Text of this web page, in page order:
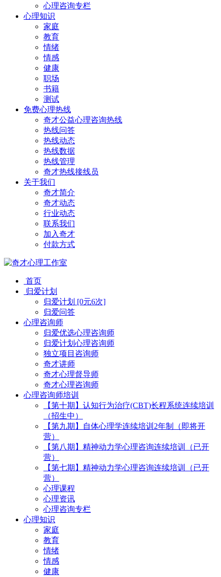
心理咨询专栏
心理知识
家庭
教育
情绪
情感
健康
职场
书籍
测试
免费心理热线
奇才公益心理咨询热线
热线问答
热线动态
热线数据
热线管理
奇才热线接线员
关于我们
奇才简介
奇才动态
行业动态
联系我们
加入奇才
付款方式
首页
归爱计划
归爱计划 [0元6次]
归爱问答
心理咨询师
归爱优选心理咨询师
归爱计划心理咨询师
独立项目咨询师
奇才讲师
奇才心理督导师
奇才心理咨询师
心理咨询师培训
【第十期】认知行为治疗(CBT)长程系统连续培训
（招生中）
【第九期】自体心理学连续培训2年制（即将开
营）
【第八期】精神动力学心理咨询连续培训（已开
营）
【第七期】精神动力学心理咨询连续培训（已开
营）
心理课程
心理资讯
心理咨询专栏
心理知识
家庭
教育
情绪
情感
健康